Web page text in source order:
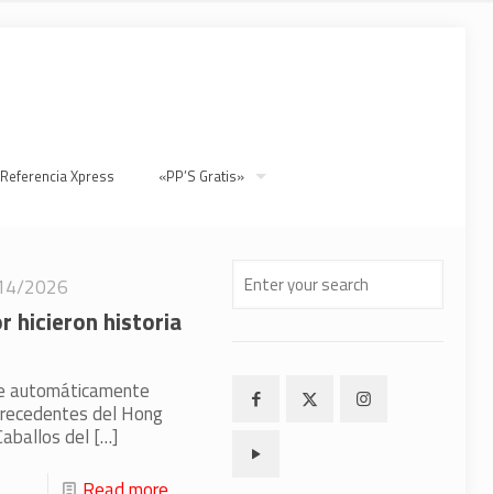
Xpress «PP’S Gratis»
2026
hicieron historia
automáticamente
del Hong
del […]